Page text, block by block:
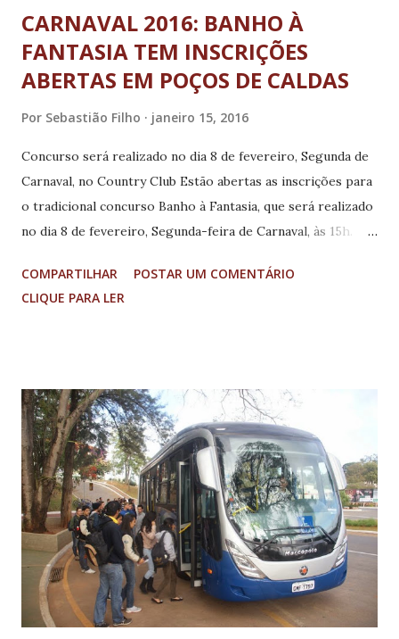
CARNAVAL 2016: BANHO À
FANTASIA TEM INSCRIÇÕES
ABERTAS EM POÇOS DE CALDAS
Por Sebastião Filho janeiro 15, 2016
Concurso será realizado no dia 8 de fevereiro, Segunda de
Carnaval, no Country Club Estão abertas as inscrições para
o tradicional concurso Banho à Fantasia, que será realizado
no dia 8 de fevereiro, Segunda-feira de Carnaval, às 15h. As
Secretaria de Turismo. O concurso será realizado nas
piscinas do Country Club. As categorias são infantil
de inscrição e nas categorias adultas os participantes
devem ser maiores de 14 anos. A categoria “conjuntos”
devem possuir o mínimo de quatro integrantes. As fantasias
devem ser confeccionadas com papel crepom, jornal, papel
d’água ou outros derivados de celulose. Os participantes
deverão estar com roupa de banho completa sob a fantasia.
Os critérios de avaliação serão: beleza, origin...
COMPARTILHAR
POSTAR UM COMENTÁRIO
CLIQUE PARA LER